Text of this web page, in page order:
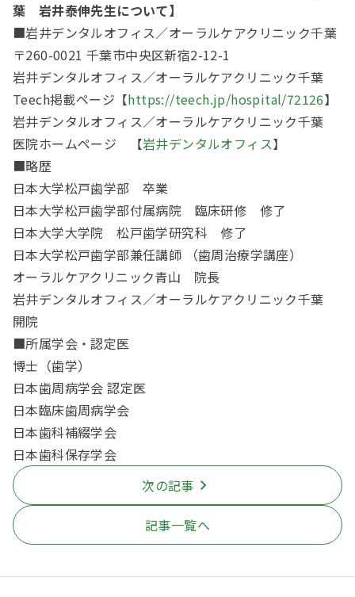
葉 岩井泰伸先生について】
■岩井デンタルオフィス／オーラルケアクリニック千葉
〒260-0021 千葉市中央区新宿2-12-1
岩井デンタルオフィス／オーラルケアクリニック千葉
Teech掲載ページ【https://teech.jp/hospital/72126】
岩井デンタルオフィス／オーラルケアクリニック千葉
医院ホームページ 【岩井デンタルオフィス】
■略歴
日本大学松戸歯学部 卒業
日本大学松戸歯学部付属病院 臨床研修 修了
日本大学大学院 松戸歯学研究科 修了
日本大学松戸歯学部兼任講師 （歯周治療学講座）
オーラルケアクリニック青山 院長
岩井デンタルオフィス／オーラルケアクリニック千葉
開院
■所属学会・認定医
博士（歯学）
日本歯周病学会 認定医
日本臨床歯周病学会
日本歯科補綴学会
日本歯科保存学会
記事一覧へ
次の記事